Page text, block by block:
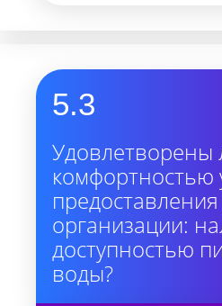
5.3
Удовлетворены
комфортностью
предоставления
организации:
доступностью
воды?